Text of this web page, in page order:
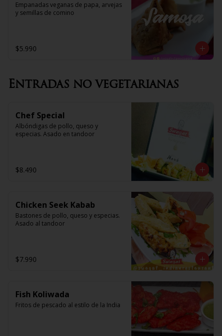
Empanadas veganas de papa, arvejas
y semillas de comino
$5.990
Entradas no vegetarianas
Chef Special
Albóndigas de pollo, queso y
especias. Asado en tandoor
$8.490
Chicken Seek Kabab
Bastones de pollo, queso y especias.
Asado al tandoor
$7.990
Fish Koliwada
Fritos de pescado al estilo de la India